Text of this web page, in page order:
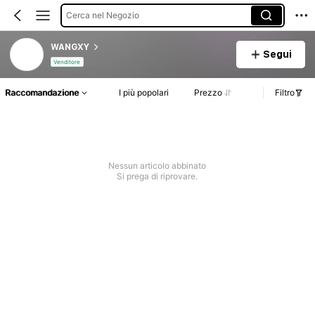
Cerca nel Negozio
WANGXY
Venditore
Segui
Raccomandazione I più popolari Prezzo Filtro
Nessun articolo abbinato
Si prega di riprovare.